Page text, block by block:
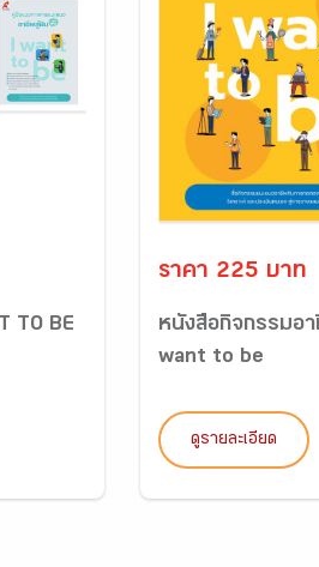
TO BE
ราคา 225 บาท
หนังสือกิจกรรมอ
want to be
ดูรายละเอียด